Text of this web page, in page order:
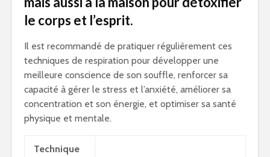
le corps et l’esprit.
Il est recommandé de pratiquer régulièrement ces
techniques de respiration pour développer une
meilleure conscience de son souffle, renforcer sa
capacité à gérer le stress et l’anxiété, améliorer sa
concentration et son énergie, et optimiser sa santé
physique et mentale.
Technique